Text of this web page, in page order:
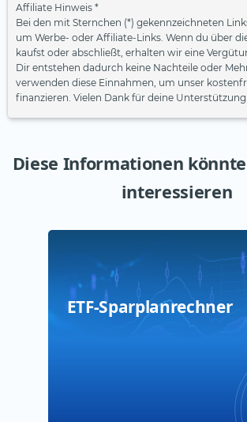
Affiliate Hinweis *
Bei den mit Sternchen (*) gekennzeichneten
um Werbe- oder Affiliate-Links. Wenn du über
kaufst oder abschließt, erhalten wir eine
Dir entstehen dadurch keine Nachteile oder
verwenden diese Einnahmen, um unser
finanzieren. Vielen Dank für deine Unterstützung.
Diese Informationen
interessieren
ETF-Sparplanrechner